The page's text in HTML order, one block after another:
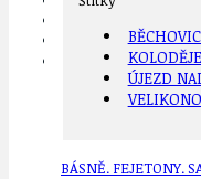
POZVÁNKY
AKTUALITY
BÁSNĚ. FEJETONY.
Farní kostel
KOLODĚJE
ÚJEZD